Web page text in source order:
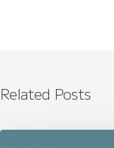
Related Posts